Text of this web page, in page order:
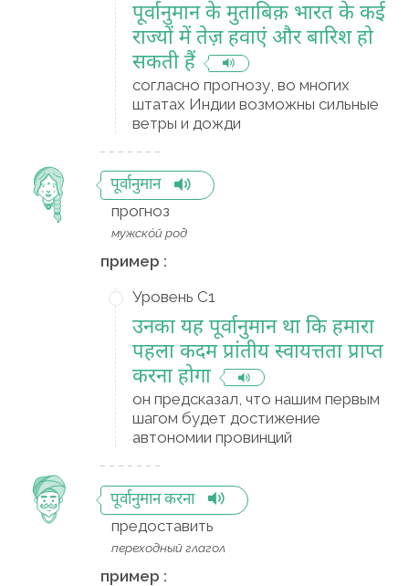
पूर्वानुमान के मुताबिक़ भारत के कई
राज्यों में तेज़ हवाएं और बारिश हो
सकती हैं
согласно прогнозу, во многих
штатах Индии возможны сильные
ветры и дожди
पूर्वानुमान
прогноз
мужско́й род
пример :
Уровень C1
उनका यह पूर्वानुमान था कि हमारा
पहला कदम प्रांतीय स्वायत्तता प्राप्त
करना होगा
он предсказал, что нашим первым
шагом будет достижение
автономии провинций
पूर्वानुमान करना
предоставить
переходный глагол
пример :